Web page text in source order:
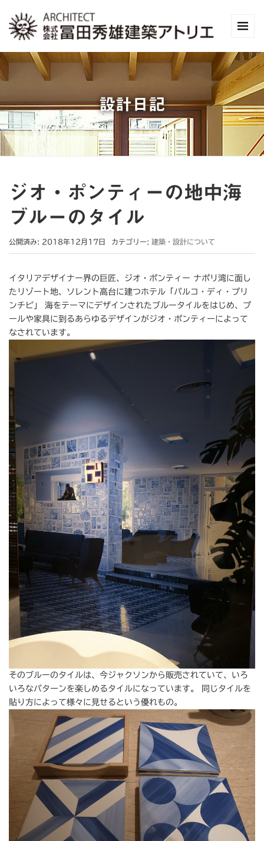
設計日記
ジオ・ポンティーの地中海
ブルーのタイル
公開済み: 2018年12月17日 カテゴリー: 建築・設計について
イタリアデザイナー界の巨匠、ジオ・ポンティー ナポリ湾に面し
たリゾート地、ソレント高台に建つホテル「パルコ・ディ・プリ
ンチピ」 海をテーマにデザインされたブルータイルをはじめ、プ
ールや家具に到るあらゆるデザインがジオ・ポンティーによって
なされています。
そのブルーのタイルは、今ジャクソンから販売されていて、いろ
いろなパターンを楽しめるタイルになっています。 同じタイルを
貼り方によって様々に見せるという優れもの。